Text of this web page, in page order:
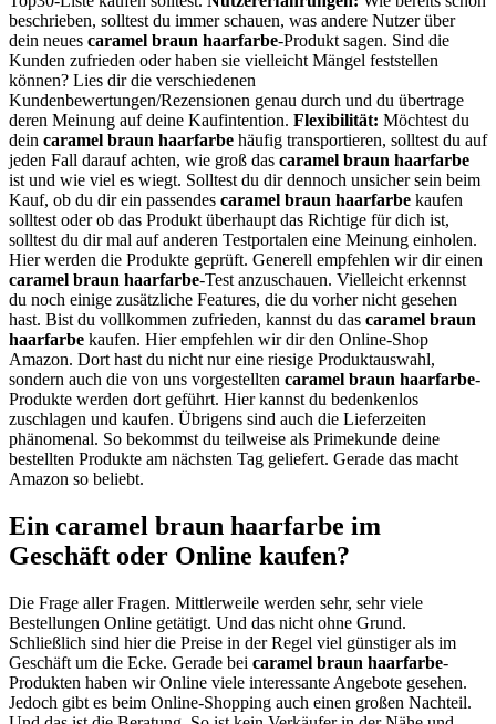
beschrieben, solltest du immer schauen, was andere Nutzer über
dein neues caramel braun haarfarbe-Produkt sagen. Sind die
Kunden zufrieden oder haben sie vielleicht Mängel feststellen
können? Lies dir die verschiedenen
Kundenbewertungen/Rezensionen genau durch und du übertrage
deren Meinung auf deine Kaufintention. Flexibilität: Möchtest du
dein caramel braun haarfarbe häufig transportieren, solltest du auf
jeden Fall darauf achten, wie groß das caramel braun haarfarbe
ist und wie viel es wiegt. Solltest du dir dennoch unsicher sein beim
Kauf, ob du dir ein passendes caramel braun haarfarbe kaufen
solltest oder ob das Produkt überhaupt das Richtige für dich ist,
solltest du dir mal auf anderen Testportalen eine Meinung einholen.
Hier werden die Produkte geprüft. Generell empfehlen wir dir einen
caramel braun haarfarbe-Test anzuschauen. Vielleicht erkennst
du noch einige zusätzliche Features, die du vorher nicht gesehen
hast. Bist du vollkommen zufrieden, kannst du das caramel braun
haarfarbe kaufen. Hier empfehlen wir dir den Online-Shop
Amazon. Dort hast du nicht nur eine riesige Produktauswahl,
sondern auch die von uns vorgestellten caramel braun haarfarbe-
Produkte werden dort geführt. Hier kannst du bedenkenlos
zuschlagen und kaufen. Übrigens sind auch die Lieferzeiten
phänomenal. So bekommst du teilweise als Primekunde deine
bestellten Produkte am nächsten Tag geliefert. Gerade das macht
Amazon so beliebt.
Ein caramel braun haarfarbe im
Geschäft oder Online kaufen?
Die Frage aller Fragen. Mittlerweile werden sehr, sehr viele
Bestellungen Online getätigt. Und das nicht ohne Grund.
Schließlich sind hier die Preise in der Regel viel günstiger als im
Geschäft um die Ecke. Gerade bei caramel braun haarfarbe-
Produkten haben wir Online viele interessante Angebote gesehen.
Jedoch gibt es beim Online-Shopping auch einen großen Nachteil.